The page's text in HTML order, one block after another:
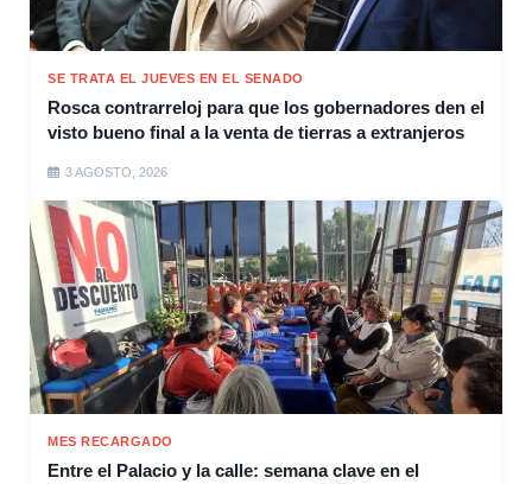
SE TRATA EL JUEVES EN EL SENADO
Rosca contrarreloj para que los gobernadores den el
visto bueno final a la venta de tierras a extranjeros
3 AGOSTO, 2026
MES RECARGADO
Entre el Palacio y la calle: semana clave en el